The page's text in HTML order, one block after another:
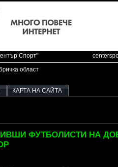
Спорт"
област
КАРТА НА САЙТА
ФУТБОЛИСТИ НА